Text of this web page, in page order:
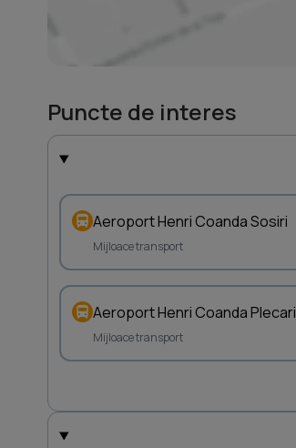
Puncte de interes
Aeroport Henri Coanda Sosiri
Mijloace transport
Aeroport Henri Coanda Plecari
Mijloace transport